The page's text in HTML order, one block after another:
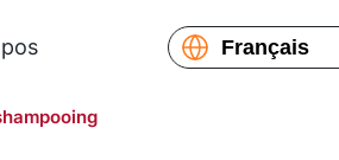
Français